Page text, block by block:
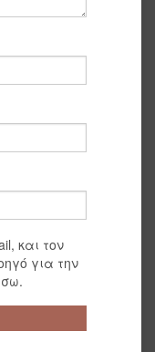
και τον
για την